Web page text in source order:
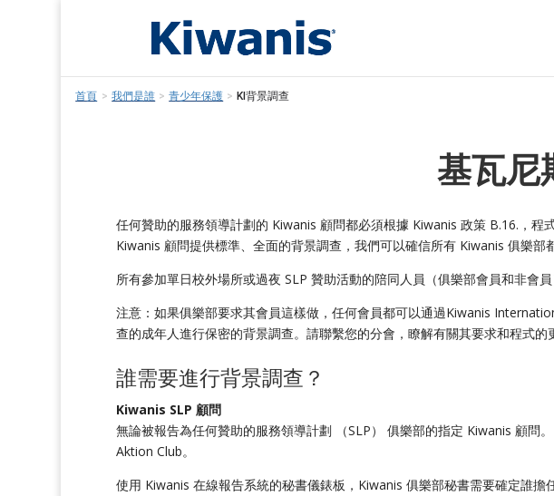
首頁 > 我們是誰 > 青少年保護 > KI背景調查
基瓦尼
任何贊助的服務領導計劃的 Kiwanis 顧問都必須根據 Kiwanis 政策 B.16.，
Kiwanis 顧問提供標準、全面的背景調查，我們可以確信所有 Kiwanis 俱樂
所有參加單日校外場所或過夜 SLP 贊助活動的陪同人員（俱樂部會員和非會員
注意：如果俱樂部要求其會員這樣做，任何會員都可以通過Kiwanis
查的成年人進行保密的背景調查。請聯繫您的分會，瞭解有關其要求和程式的
誰需要進行背景調查？
Kiwanis SLP 顧問
無論被報告為任何贊助的服務領導計劃 （SLP） 俱樂部的指定 Kiwanis 顧
Aktion Club。
使用 Kiwanis 在線報告系統的秘書儀錶板，Kiwanis 俱樂部秘書需要確定誰